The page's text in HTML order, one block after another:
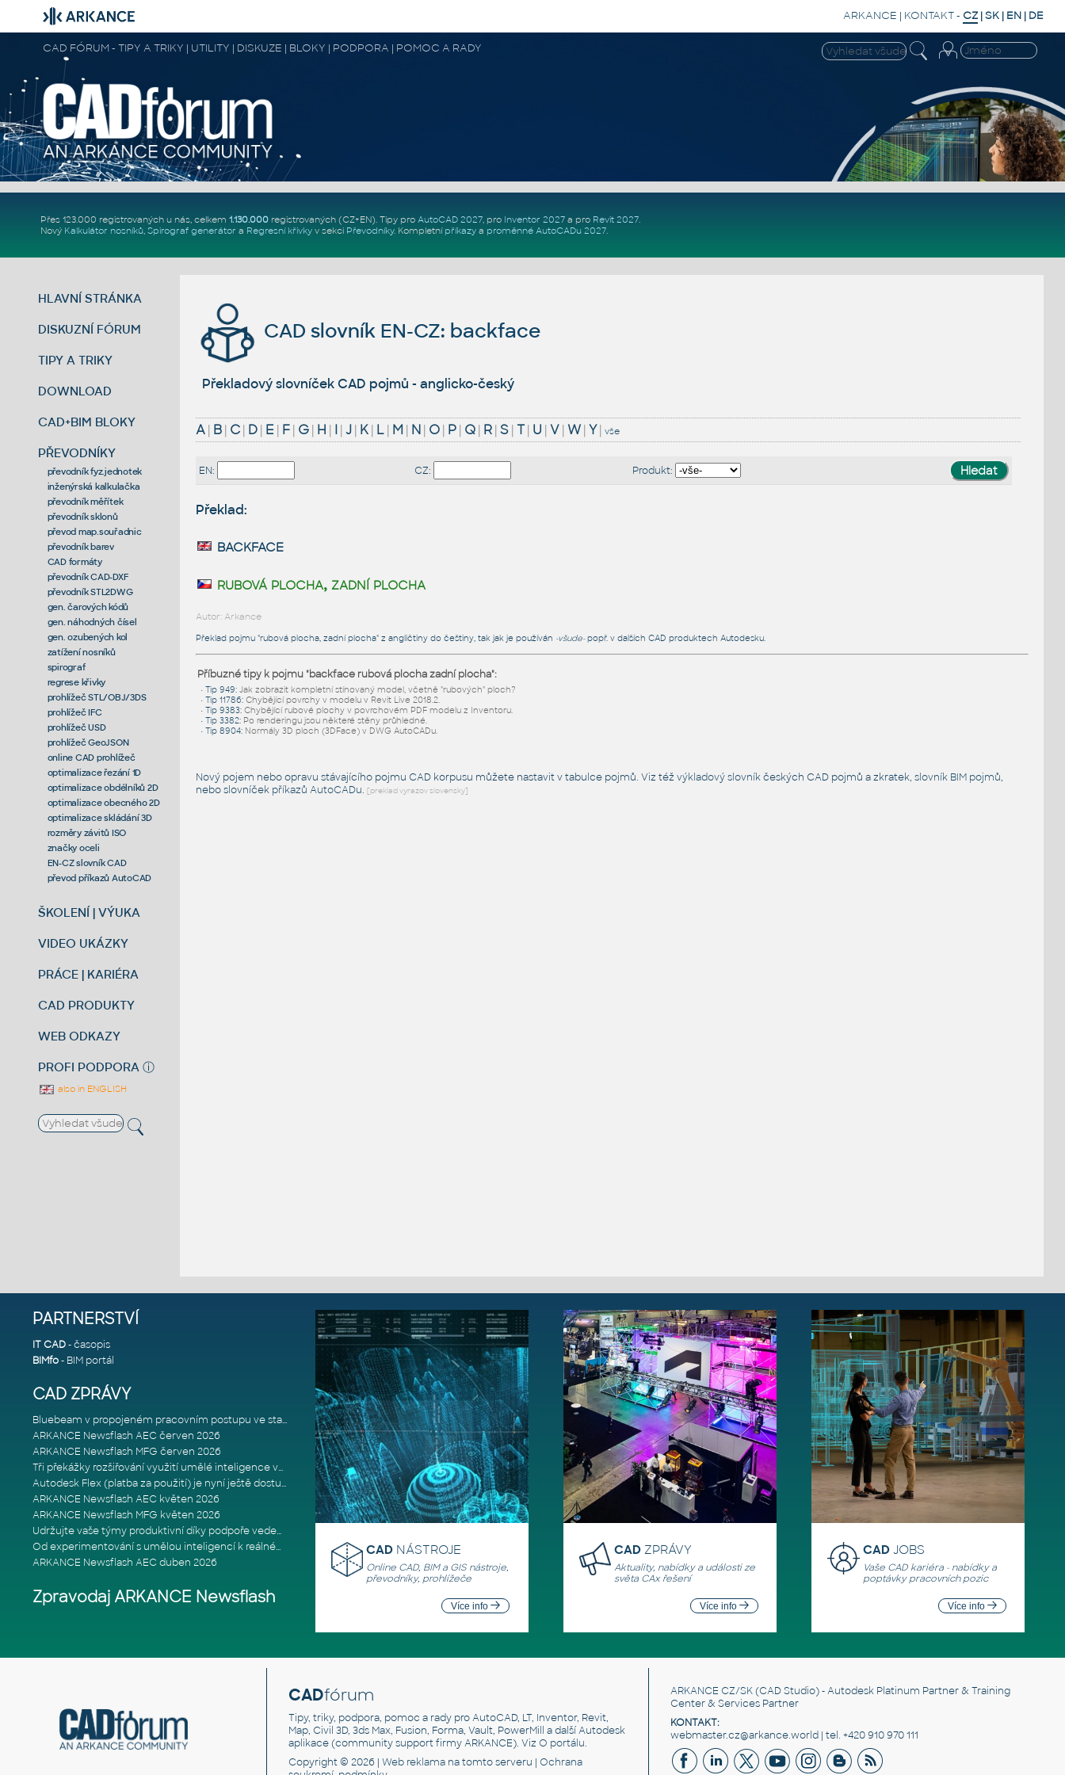
ARKANCE | KONTAKT- CZ |SK | EN | DE
CAD FÓRUM - TIPY A TRIKY | UTILITY | DISKUZE | BLOKY | PODPORA | POMOC A RADY
Přes 123.000 registrovaných u nás, celkem 1.130.000registrovaných (CZ+EN). Tipy pro AutoCAD 2027, pro Inventor 2027a pro Revit 2027.
Nový Kalkulátor nosníků, Spirograf generátor a Regresní křivkyv sekci Převodníky. Kompletní příkazya proměnné AutoCADu 2027.
HLAVNÍ STRÁNKA
DISKUZNÍ FÓRUM
TIPY A TRIKY
DOWNLOAD
CAD+BIM BLOKY
PŘEVODNÍKY
převodník fyz.jednotek
inženýrská kalkulačka
převodník měřítek
převodník sklonů
převod map.souřadnic
převodník barev
CAD formáty
převodník CAD-DXF
převodník STL2DWG
gen. čarových kódů
gen. náhodných čísel
gen. ozubených kol
zatížení nosníků
spirograf
regrese křivky
prohlížeč STL/OBJ/3DS
prohlížeč IFC
prohlížeč USD
prohlížeč GeoJSON
online CAD prohlížeč
optimalizace řezání 1D
optimalizace obdélníků 2D
optimalizace obecného 2D
optimalizace skládání 3D
rozměry závitů ISO
značky oceli
EN-CZ slovník CAD
převod příkazů AutoCAD
ŠKOLENÍ | VÝUKA
VIDEO UKÁZKY
PRÁCE | KARIÉRA
CAD PRODUKTY
WEB ODKAZY
PROFI PODPORA ⓘ
also in ENGLISH
CAD slovník EN-CZ: backface
Překladový slovníček CAD pojmů - anglicko-český
A| B| C| D| E | F| G| H | I | J| K| L| M | N| O| P| Q| R| S| T| U | V| W| Y| vše
EN: CZ: Produkt:
Překlad:
backface
rubová plocha, zadní plocha
Autor: Arkance
Překlad pojmu "rubová plocha, zadní plocha" z angličtiny do češtiny, tak jak je používán -všude-popř. v dalších CAD produktech Autodesku.
Příbuzné tipy k pojmu "backface rubová plocha zadní plocha":
• Tip 949: Jak zobrazit kompletní stínovaný model, včetně "rubových" ploch?
• Tip 11786: Chybějící povrchy v modelu v Revit Live 2018.2.
• Tip 9383: Chybějící rubové plochy v povrchovém PDF modelu z Inventoru.
• Tip 3382: Po renderingu jsou některé stěny průhledné.
• Tip 8904: Normály 3D ploch (3DFace) v DWG AutoCADu.
Nový pojem nebo opravu stávajícího pojmu CAD korpusu můžete nastavit v tabulce pojmů. Viz též výkladový slovníkčeských CAD pojmů a zkratek, slovník BIM pojmů,
nebo slovníček příkazů AutoCADu. [preklad vyrazov slovensky]
PARTNERSTVÍ
IT CAD- časopis
BIMfo- BIM portál
CAD ZPRÁVY
Bluebeam v propojeném pracovním postupu ve stavebnictví: Proč je int
ARKANCE Newsflash AEC červen 2026
ARKANCE Newsflash MFG červen 2026
Tři překážky rozšiřování využití umělé inteligence ve stavebním prům
Autodesk Flex (platba za použití) je nyní ještě dostupnější
ARKANCE Newsflash AEC květen 2026
ARKANCE Newsflash MFG květen 2026
Udržujte vaše týmy produktivní díky podpoře vedené odborníky
Od experimentování s umělou inteligencí k reálnému dopadu na podniká
ARKANCE Newsflash AEC duben 2026
Zpravodaj ARKANCE Newsflash
CAD NÁSTROJE
Online CAD, BIM a GIS nástroje,
převodníky, prohlížeče
Více info
CAD ZPRÁVY
Aktuality, nabídky a události ze
světa CAx řešení
Více info
CADJOBS
Vaše CAD kariéra - nabídky a
poptávky pracovních pozic
Více info
CADfórum
Tipy, triky, podpora, pomoc a rady pro AutoCAD, LT, Inventor, Revit,
Map, Civil 3D, 3ds Max, Fusion, Forma, Vault, PowerMill a další Autodesk
aplikace (community support firmy ARKANCE). Viz O portálu.
Copyright © 2026 | Web reklamana tomto serveru | Ochrana
ARKANCE CZ/SK(CAD Studio) - Autodesk Platinum Partner & Training
Center & Services Partner
KONTAKT:
webmaster.cz@arkance.world | tel. +420 910 970 111